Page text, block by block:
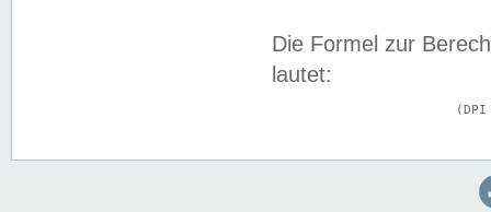
Die Formel zur
lautet: